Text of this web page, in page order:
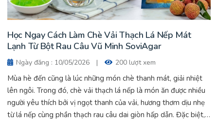
Học Ngay Cách Làm Chè Vải Thạch Lá Nếp Mát
Lạnh Từ Bột Rau Câu Vũ Minh SoviAgar
Ngày đăng : 10/05/2026 | 200 lượt xem
Mùa hè đến cũng là lúc những món chè thanh mát, giải nhiệt
lên ngôi. Trong đó, chè vải thạch lá nếp là món ăn được nhiều
người yêu thích bởi vị ngọt thanh của vải, hương thơm dịu nhẹ
từ lá nếp cùng phần thạch rau câu dai giòn hấp dẫn. Đặc biệt,